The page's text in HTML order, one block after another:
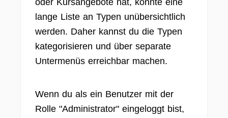
oder Kursangebote hat, könnte eine
lange Liste an Typen unübersichtlich
werden. Daher kannst du die Typen
kategorisieren und über separate
Untermenüs erreichbar machen.
Wenn du als ein Benutzer mit der
Rolle "Administrator" eingeloggt bist,